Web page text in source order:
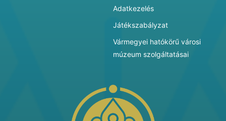
Adatkezelés
Játékszabályzat
Vármegyei hatókörű városi
múzeum szolgáltatásai